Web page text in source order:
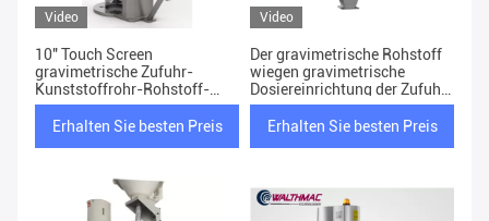
Video
10" Touch Screen
gravimetrische Zufuhr-
Kunststoffrohr-Rohstoff-
Zufuhr
Erhalten Sie besten Preis
Video
Der gravimetrische Rohstoff
wiegen gravimetrische
Dosiereinrichtung der Zufuhr-
900kg/H
Erhalten Sie besten Preis